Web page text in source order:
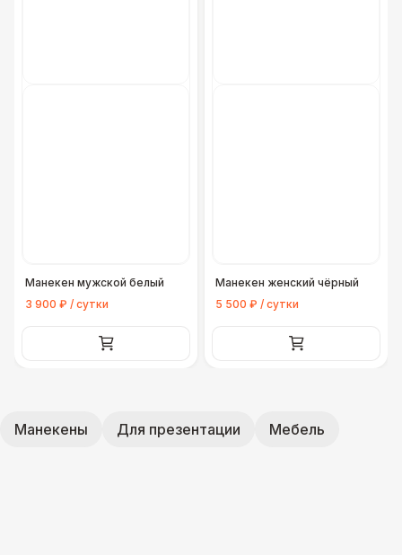
Манекен мужской белый
3 900 ₽ / сутки
Манекен женский чёрный
5 500 ₽ / сутки
Манекены Для презентации Мебель